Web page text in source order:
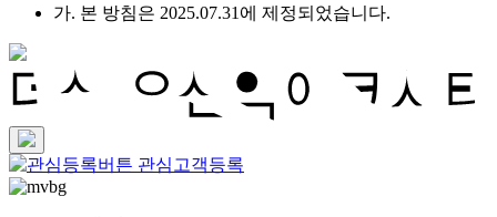
가. 본 방침은 2025.07.31에 제정되었습니다.
관심고객등록